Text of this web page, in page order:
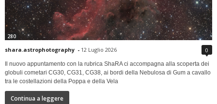
280
shara.astrophotography - 12 Luglio 2026 0
Il nuovo appuntamento con la rubrica ShaRA ci accompagna alla scoperta dei
globuli cometari CG30, CG31, CG38, ai bordi della Nebulosa di Gum a cavallo
tra le costellazioni della Poppa e della Vela
Continua a leggere